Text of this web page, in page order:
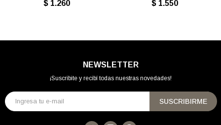
$ 1.260
$ 1.550
NEWSLETTER
¡Suscribite y recibí todas nuestras novedades!
SUSCRIBIRME